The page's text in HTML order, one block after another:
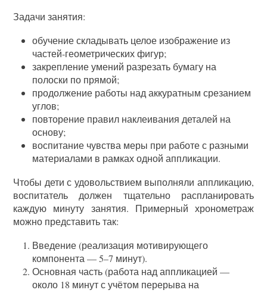
Задачи занятия:
обучение складывать целое изображение из
частей-геометрических фигур;
закрепление умений разрезать бумагу на
полоски по прямой;
продолжение работы над аккуратным срезанием
углов;
повторение правил наклеивания деталей на
основу;
воспитание чувства меры при работе с разными
материалами в рамках одной аппликации.
Чтобы дети с удовольствием выполняли аппликацию,
воспитатель должен тщательно распланировать
каждую минуту занятия. Примерный хронометраж
можно представить так:
Введение (реализация мотивирующего
компонента — 5–7 минут).
Основная часть (работа над аппликацией —
около 18 минут с учётом перерыва на